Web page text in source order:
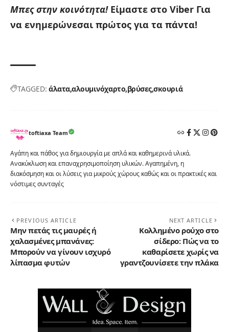
Μπες στην κοινότητα! Είμαστε στο Viber Για
να ενημερώνεσαι πρώτος για τα πάντα!
TAGGED: άλατααλουμινόχαρτο βρύσεςσκουριά
toftiaxa Team
Αγάπη και πάθος για δημιουργία με απλά και καθημερινά υλικά.
Ανακύκλωση και επαναχρησιμοποίηση υλικών. Αγαπημένη, η
διακόσμηση και οι λύσεις για μικρούς χώρους καθώς και οι πρακτικές και
νόστιμες συνταγές
PREVIOUS ARTICLE
Μην πετάς τις μαυρές ή
χαλασμένες μπανάνες:
Μπορούν να γίνουν ισχυρό
λίπασμα φυτών
NEXT ARTICLE
Κολλημένο ρούχο στο
σίδερο: Πώς να το
καθαρίσετε χωρίς να
γραντζουνίσετε την πλάκα